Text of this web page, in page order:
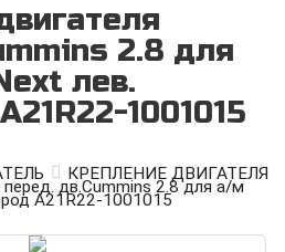
2.8 для
лев.
1001015
КРЕПЛЕНИЕ ДВИГАТЕЛЯ
дв.Cummins 2.8 для а/м
А21R22-1001015